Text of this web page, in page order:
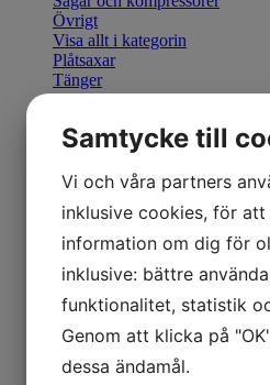
Övrigt
Visa allt i kategorin
Plåtsaxar
Tänger
Bocka & Forma
Elhandverktyg
Saxar & Knivar
Hammare & klubbor
Övriga produkter
Övriga verktyg
Visa allt i kategorin
Visa allt i kategorin
Manuella kantmaskiner
Motordrivna kantmaskiner
Retrofit U-Bend styrning
Visa allt i kategorin
Hydraulisk Gradsax
Samtycke till
Vi och våra partners
inklusive cookies, för att
information om dig för
inklusive: bättre
funktionalitet, statistik
Genom att klicka på
dessa ändamål.